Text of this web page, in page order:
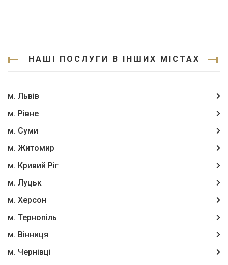
НАШІ ПОСЛУГИ В ІНШИХ МІСТАХ
м. Львів
м. Рівне
м. Суми
м. Житомир
м. Кривий Ріг
м. Луцьк
м. Херсон
м. Тернопіль
м. Вінниця
м. Чернівці